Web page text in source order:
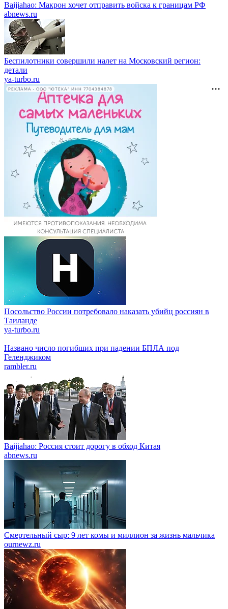
Baijiahao: Макрон хочет отправить войска к границам РФ
abnews.ru
Беспилотники совершили налет на Московский регион:
детали
ya-turbo.ru
РЕКЛАМА • ООО "ЮТЕКА" ИНН 7704384878
Посольство России потребовало наказать убийц россиян в
Таиланде
ya-turbo.ru
Названо число погибших при падении БПЛА под
Геленджиком
rambler.ru
Baijiahao: Россия стоит дорогу в обход Китая
abnews.ru
Смертельный сыр: 9 лет комы и миллион за жизнь мальчика
ournewz.ru